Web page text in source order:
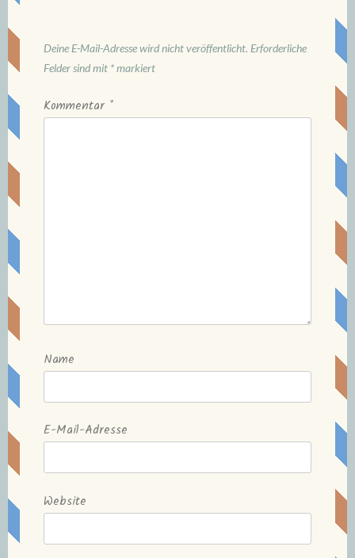
Deine E-Mail-Adresse wird nicht veröffentlicht. Erforderliche
Felder sind mit *markiert
Kommentar *
Name
E-Mail-Adresse
Website